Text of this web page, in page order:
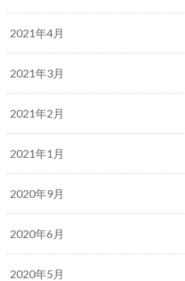
2021年4月
2021年3月
2021年2月
2021年1月
2020年9月
2020年6月
2020年5月